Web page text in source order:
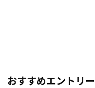
おすすめエントリー